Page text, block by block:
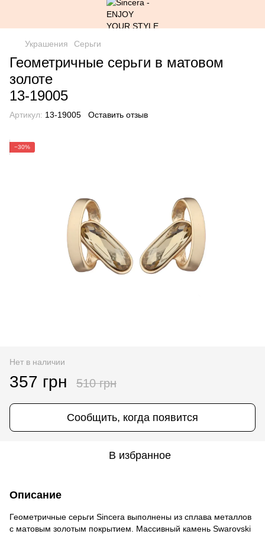
Украшения Серьги
Геометричные серьги в матовом
золоте
13-19005
Артикул: 13-19005 Оставить отзыв
−30%
Нет в наличии
357 грн 510 грн
Сообщить, когда появится
В избранное
Описание
Геометричные серьги Sincera выполнены из сплава металлов
с матовым золотым покрытием. Массивный камень Swarovski